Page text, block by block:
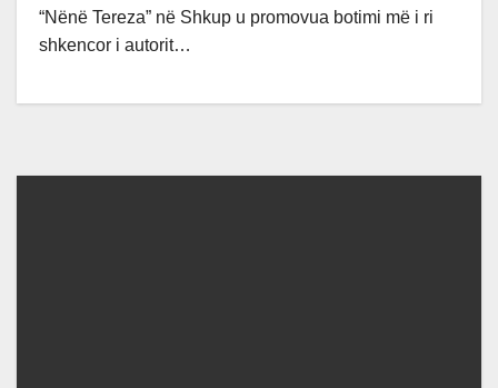
“Nënë Tereza” në Shkup u promovua botimi më i ri
shkencor i autorit…